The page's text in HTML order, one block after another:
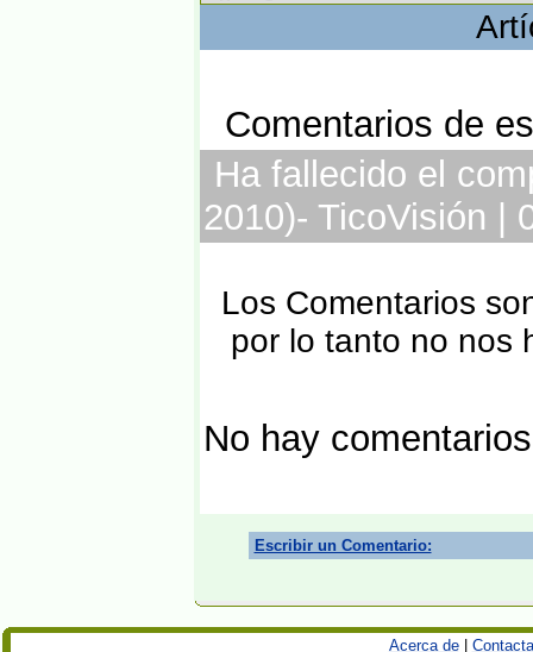
Comentarios de
Ha fallecido el
2010)- TicoVisión |
Los Comentarios
por lo tanto no nos
No hay
Escribir un Comentario:
Acerca de|